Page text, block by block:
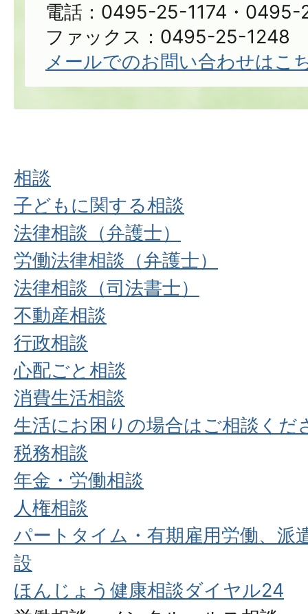
電話：0495-25-1174・0495-
ファックス：0495-25-1248
メールでのお問い合わせはこ
相談
子どもに関する相談
法律相談（弁護士）
労働法律相談（弁護士）
法律相談（司法書士）
不動産相談
行政相談
心配ごと相談
消費生活相談
生活にお困りの場合はご相談くだ
税務相談
年金・労働相談
人権相談
パートタイム・有期雇用労働、派
設
ほんじょう健康相談ダイヤル24